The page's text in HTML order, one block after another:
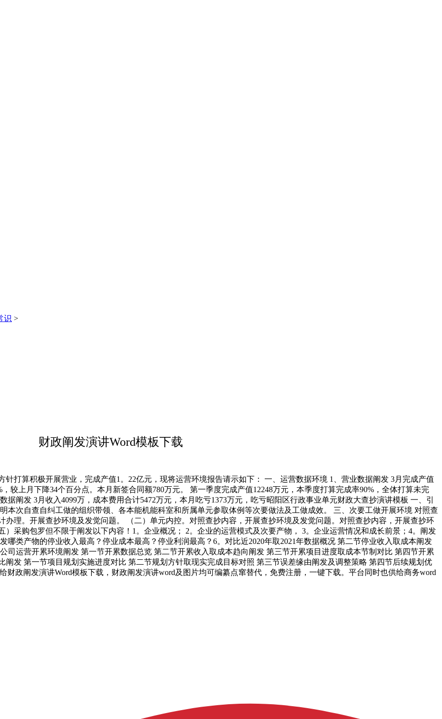
识 >
财政阐发演讲Word模板下载
算积极开展营业，完成产值1。22亿元，现将运营环境报告请示如下： 一、运营数据环境 1、营业数据阐发 3月完成产值
较上月下降34个百分点。本月新签合同额780万元。 第一季度完成产值12248万元，本季度打算完成率90%，全体打算未完
据阐发 3月收入4099万，成本费用合计5472万元，本月吃亏1373万元，吃亏昭阳区行政事业单元财政大查抄演讲模板 一、引
本次自查自纠工做的组织带领、各本能机能科室和所属单元参取体例等次要做法及工做成效。 三、次要工做开展环境 对照查
理。开展查抄环境及发觉问题。 （二）单元内控。对照查抄内容，开展查抄环境及发觉问题。对照查抄内容，开展查抄环
采购包罗但不限于阐发以下内容！1。企业概况； 2。企业的运营模式及次要产物， 3。企业运营情况和成长前景；4。阐发
类产物的停业收入最高？停业成本最高？停业利润最高？6。对比近2020年取2021年数据概况 第二节停业收入取成本阐发
司运营开累环境阐发 第一节开累数据总览 第二节开累收入取成本趋向阐发 第三节开累项目进度取成本节制对比 第四节开累
发 第一节项目规划实施进度对比 第二节规划方针取现实完成目标对照 第三节误差缘由阐发及调整策略 第四节后续规划优
财政阐发演讲Word模板下载，财政阐发演讲word及图片均可编纂点窜替代，免费注册，一键下载。平台同时也供给商务word